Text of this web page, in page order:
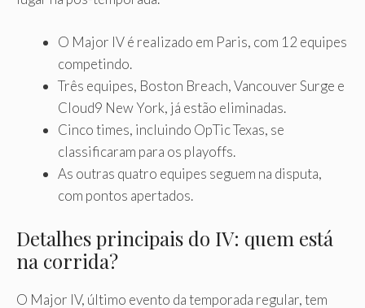
O Major IV é realizado em Paris, com 12 equipes
competindo.
Três equipes, Boston Breach, Vancouver Surge e
Cloud9 New York, já estão eliminadas.
Cinco times, incluindo OpTic Texas, se
classificaram para os playoffs.
As outras quatro equipes seguem na disputa,
com pontos apertados.
Detalhes principais do IV: quem está
na corrida?
O Major IV, último evento da temporada regular, tem